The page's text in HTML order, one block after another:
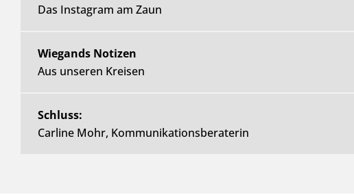
Das Instagram am Zaun
Wiegands Notizen
Aus unseren Kreisen
Schluss:
Carline Mohr, Kommunikationsberaterin